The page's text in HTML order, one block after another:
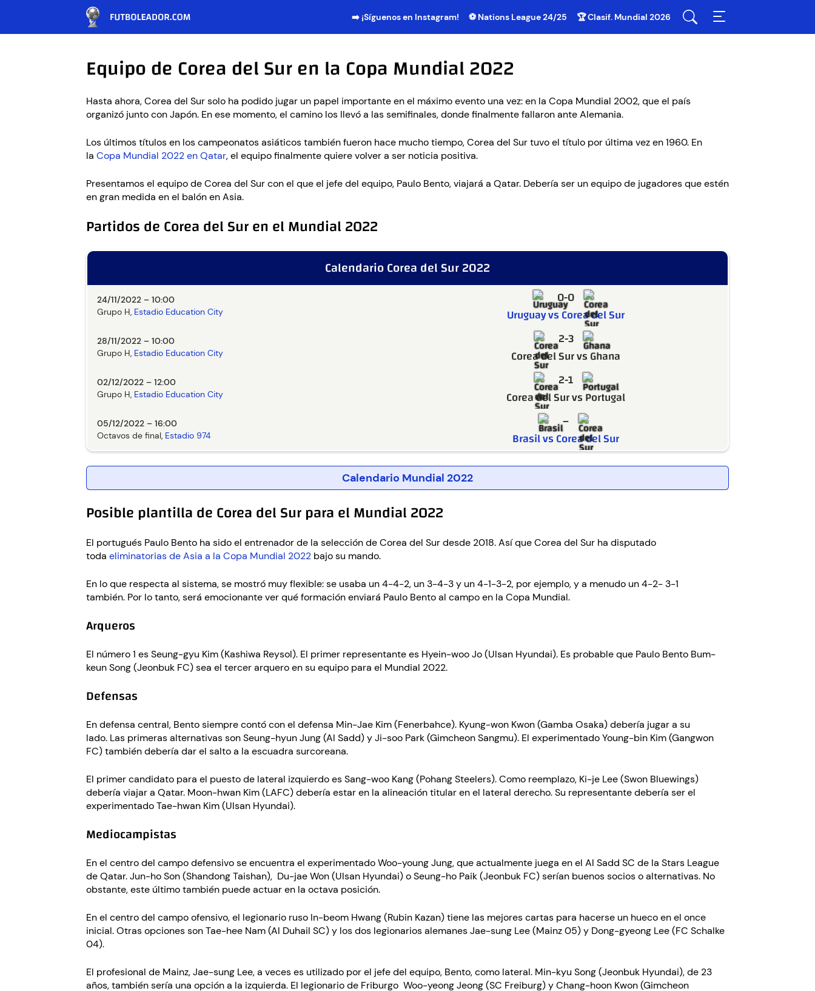
➡️ ¡Síguenos en Instagram! ⚽ Nations League 24/25 🏆 Clasif. Mundial 2026
Equipo de Corea del Sur en la Copa Mundial 2022
Hasta ahora, Corea del Sur solo ha podido jugar un papel importante en el máximo evento una vez: en la Copa Mundial 2002, que el país
organizó junto con Japón. En ese momento, el camino los llevó a las semifinales, donde finalmente fallaron ante Alemania.
Los últimos títulos en los campeonatos asiáticos también fueron hace mucho tiempo, Corea del Sur tuvo el título por última vez en 1960. En
la Copa Mundial 2022 en Qatar, el equipo finalmente quiere volver a ser noticia positiva.
Presentamos el equipo de Corea del Sur con el que el jefe del equipo, Paulo Bento, viajará a Qatar. Debería ser un equipo de jugadores que estén
en gran medida en el balón en Asia.
Partidos de Corea del Sur en el Mundial 2022
Calendario Corea del Sur 2022
24/11/2022 – 10:00
Grupo H, Estadio Education City
0-0
Uruguay vs Corea del Sur
28/11/2022 – 10:00
Grupo H, Estadio Education City
2-3
Corea del Sur vs Ghana
02/12/2022 – 12:00
Grupo H, Estadio Education City
2-1
Corea del Sur vs Portugal
05/12/2022 – 16:00
Octavos de final, Estadio 974
–
Brasil vs Corea del Sur
Calendario Mundial 2022
Posible plantilla de Corea del Sur para el Mundial 2022
El portugués Paulo Bento ha sido el entrenador de la selección de Corea del Sur desde 2018. Así que Corea del Sur ha disputado
toda eliminatorias de Asia a la Copa Mundial 2022 bajo su mando.
En lo que respecta al sistema, se mostró muy flexible: se usaba un 4-4-2, un 3-4-3 y un 4-1-3-2, por ejemplo, y a menudo un 4-2- 3-1
también. Por lo tanto, será emocionante ver qué formación enviará Paulo Bento al campo en la Copa Mundial.
Arqueros
El número 1 es Seung-gyu Kim (Kashiwa Reysol). El primer representante es Hyein-woo Jo (Ulsan Hyundai). Es probable que Paulo Bento Bum-
keun Song (Jeonbuk FC) sea el tercer arquero en su equipo para el Mundial 2022.
Defensas
En defensa central, Bento siempre contó con el defensa Min-Jae Kim (Fenerbahce). Kyung-won Kwon (Gamba Osaka) debería jugar a su
lado. Las primeras alternativas son Seung-hyun Jung (Al Sadd) y Ji-soo Park (Gimcheon Sangmu). El experimentado Young-bin Kim (Gangwon
FC) también debería dar el salto a la escuadra surcoreana.
El primer candidato para el puesto de lateral izquierdo es Sang-woo Kang (Pohang Steelers). Como reemplazo, Ki-je Lee (Swon Bluewings)
debería viajar a Qatar. Moon-hwan Kim (LAFC) debería estar en la alineación titular en el lateral derecho. Su representante debería ser el
experimentado Tae-hwan Kim (Ulsan Hyundai).
Mediocampistas
En el centro del campo defensivo se encuentra el experimentado Woo-young Jung, que actualmente juega en el Al Sadd SC de la Stars League
de Qatar. Jun-ho Son (Shandong Taishan), Du-jae Won (Ulsan Hyundai) o Seung-ho Paik (Jeonbuk FC) serían buenos socios o alternativas. No
obstante, este último también puede actuar en la octava posición.
En el centro del campo ofensivo, el legionario ruso In-beom Hwang (Rubin Kazan) tiene las mejores cartas para hacerse un hueco en el once
inicial. Otras opciones son Tae-hee Nam (Al Duhail SC) y los dos legionarios alemanes Jae-sung Lee (Mainz 05) y Dong-gyeong Lee (FC Schalke
04).
El profesional de Mainz, Jae-sung Lee, a veces es utilizado por el jefe del equipo, Bento, como lateral. Min-kyu Song (Jeonbuk Hyundai), de 23
años, también sería una opción a la izquierda. El legionario de Friburgo Woo-yeong Jeong (SC Freiburg) y Chang-hoon Kwon (Gimcheon